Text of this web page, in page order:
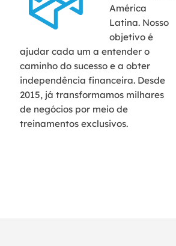
América
Latina. Nosso
objetivo é
ajudar cada um a entender o
caminho do sucesso e a obter
independência financeira. Desde
2015, já transformamos milhares
de negócios por meio de
treinamentos exclusivos.